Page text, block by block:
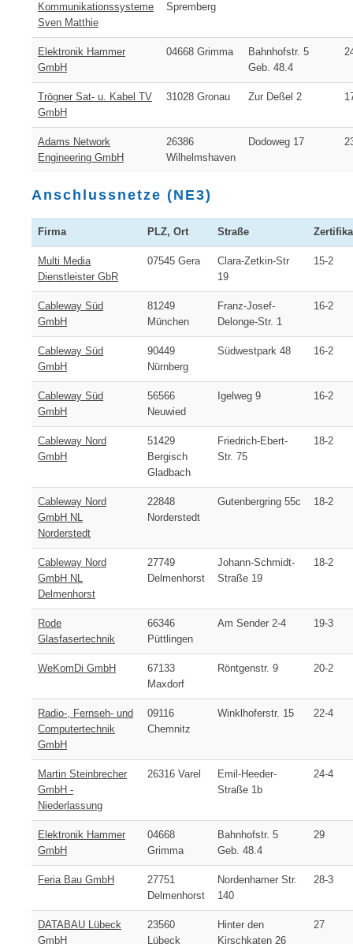
Kommunikationssysteme
Sven Matthie
Spremberg
Elektronik Hammer
GmbH
04668 Grimma
Bahnhofstr. 5
Geb. 48.4
Trögner Sat- u. Kabel TV
GmbH
31028 Gronau Zur Deßel 2
Adams Network
Engineering GmbH
26386
Wilhelmshaven
Dodoweg 17
Anschlussnetze (NE3)
Firma PLZ, Ort Straße
Multi Media
Dienstleister GbR
07545 Gera
Clara-Zetkin-Str
19
15-2
Cableway Süd
GmbH
81249
München
Franz-Josef-
Delonge-Str. 1
16-2
Cableway Süd
GmbH
90449
Nürnberg
Südwestpark 48 16-2
Cableway Süd
GmbH
56566
Neuwied
Igelweg 9 16-2
Cableway Nord
GmbH
51429
Bergisch
Gladbach
Friedrich-Ebert-
Str. 75
18-2
Cableway Nord
GmbH NL
Norderstedt
22848
Norderstedt
Gutenbergring 55c 18-2
Cableway Nord
GmbH NL
Delmenhorst
27749
Delmenhorst
Johann-Schmidt-
Straße 19
18-2
Rode
Glasfasertechnik
66346
Püttlingen
Am Sender 2-4 19-3
WeKomDi GmbH
67133
Maxdorf
Röntgenstr. 9 20-2
Radio-, Fernseh- und
Computertechnik
GmbH
09116
Chemnitz
Winklhoferstr. 15 22-4
Martin Steinbrecher
GmbH -
Niederlassung
26316 Varel
Emil-Heeder-
Straße 1b
24-4
Elektronik Hammer
GmbH
04668
Grimma
Bahnhofstr. 5
Geb. 48.4
29
Feria Bau GmbH
27751
Delmenhorst
Nordenhamer Str.
140
28-3
DATABAU Lübeck
GmbH
23560
Lübeck
Hinter den
Kirschkaten 26
27